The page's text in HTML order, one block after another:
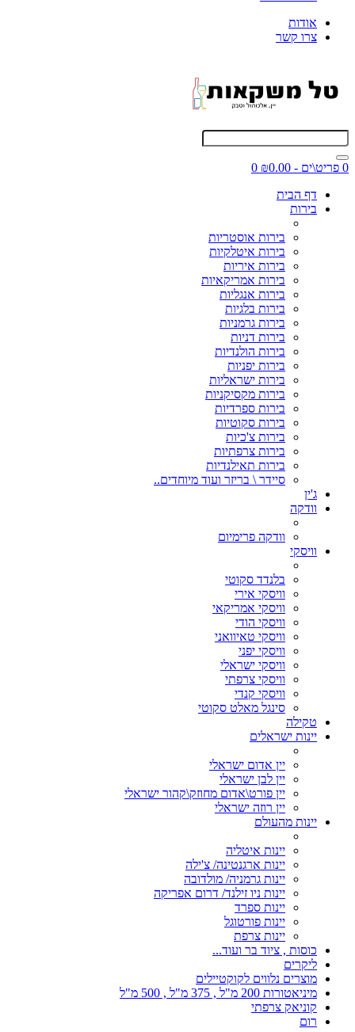
אודות
צרו קשר
0 פריט\ים - ₪0.00
0
דף הבית
בירות
בירות אוסטריות
בירות איטלקיות
בירות איריות
בירות אמריקאיות
בירות אנגליות
בירות בלגיות
בירות גרמניות
בירות דניות
בירות הולנדיות
בירות יפניות
בירות ישראליות
בירות מקסיקניות
בירות ספרדיות
בירות סקוטיות
בירות צ'כיות
בירות צרפתיות
בירות תאילנדיות
סיידר \ בריזר ועוד מיוחדים..
ג'ין
וודקה
וודקה פרימיום
וויסקי
בלנדד סקוטי
וויסקי אירי
וויסקי אמריקאי
וויסקי הודי
וויסקי טאיוואני
וויסקי יפני
וויסקי ישראלי
וויסקי צרפתי
וויסקי קנדי
סינגל מאלט סקוטי
טקילה
יינות ישראלים
יין אדום ישראלי
יין לבן ישראלי
יין פורט\אדום מחוזק\קהור ישראלי
יין רוזה ישראלי
יינות מהעולם
יינות איטליה
יינות ארגנטינה/ צ'ילה
יינות גרמניה/ מולדובה
יינות ניו זילנד/ דרום אפריקה
יינות ספרד
יינות פורטוגל
יינות צרפת
כוסות , ציוד בר ועוד...
ליקרים
מוצרים נלווים לקוקטיילים
מיניאטורות 200 מ"ל , 375 מ"ל , 500 מ"ל
קוניאק צרפתי
רום